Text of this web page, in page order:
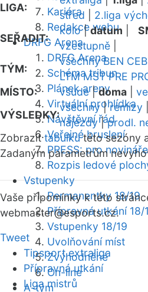
Kariéra
Redakce webu
DRFG Arena
DRFG Arena
Schéma tribun
Plánek areny
Virtuální prohlídka
Návštěvní řád
Veřejné bruslení
PRESS: pro novináře
Rozpis ledové
Vstupenky
Permanentky 18/19
Přípravná utkání 18/
Vstupenky 18/19
Uvolňování míst
Zvýhodněné
On-line
A-tým
LIGA:
střed
2.liga
SEŘADIT:
kolo|datum
vzestupně
TÝM:
všechny BEN CEB
LTM MST PRE
MÍSTO:
všude|doma
VÝSLEDKY:
všechny|remízy
nájezdy|prodl.
Zobrazittabulkutéto sezóny
Zadaným parametrům
Vaše připomínky k této
webmaster@esports.cz.
Tweet
Tipsport extraliga
Přípravná utkání
Liga mistrů